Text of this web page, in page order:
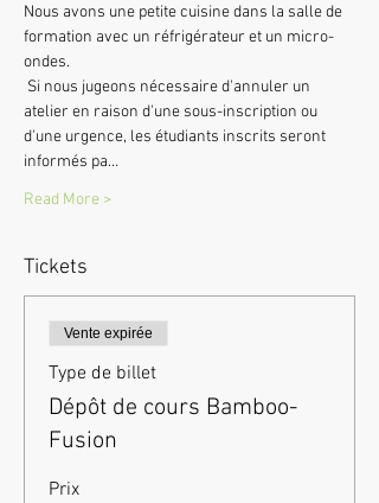
Nous avons une petite cuisine dans la salle de
formation avec un réfrigérateur et un micro-
ondes.
atelier en raison d'une sous-inscription ou
d'une urgence, les étudiants inscrits seront
informés pa…
Read More >
Tickets
Vente expirée
Type de billet
Dépôt de cours Bamboo-
Fusion
Prix